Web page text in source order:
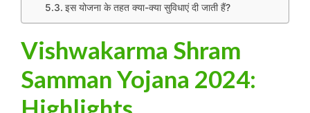
इस योजना के तहत क्या-क्या सुविधाएं दी जाती हैं?
Vishwakarma Shram
Samman Yojana 2024: